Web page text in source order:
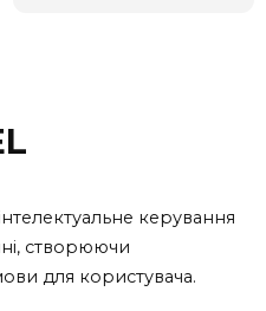
керування
створюючи
для користувача.